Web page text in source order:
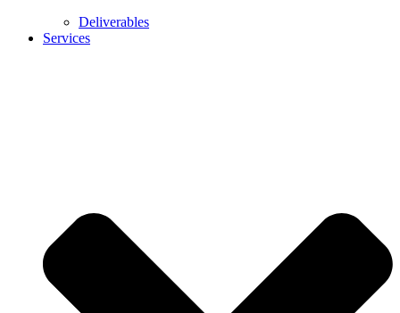
Deliverables
Services